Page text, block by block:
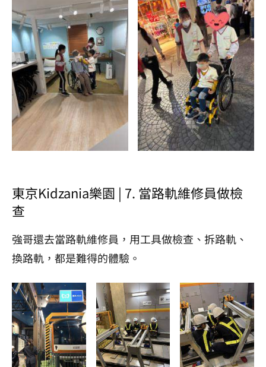
東京Kidzania樂園 | 7. 當路軌維修員做檢
查
強哥還去當路軌維修員，用工具做檢查、拆路軌、
換路軌，都是難得的體驗。